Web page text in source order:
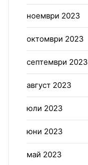
ноември 2023
октомври 2023
септември 2023
август 2023
юли 2023
юни 2023
май 2023